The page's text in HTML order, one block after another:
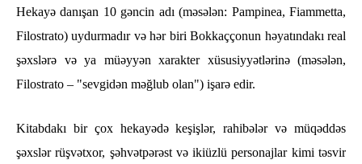
Hekayə danışan 10 gəncin adı (məsələn: Pampinea, Fiammetta,
Filostrato) uydurmadır və hər biri Bokkaççonun həyatındakı real
şəxslərə və ya müəyyən xarakter xüsusiyyətlərinə (məsələn,
Filostrato – "sevgidən məğlub olan") işarə edir.
Kitabdakı bir çox hekayədə keşişlər, rahibələr və müqəddəs
şəxslər rüşvətxor, şəhvətpərəst və ikiüzlü personajlar kimi təsvir